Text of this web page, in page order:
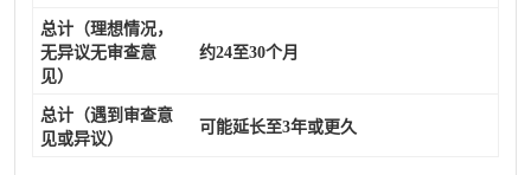
总计（理想情况，
无异议无审查意
见）
约24至30个月
总计（遇到审查意
见或异议）
可能延长至3年或更久